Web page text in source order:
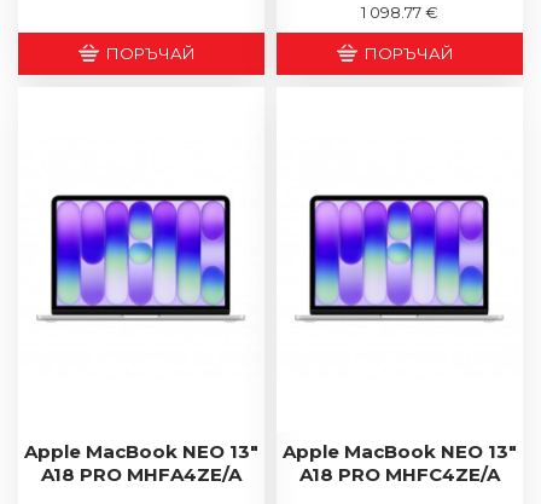
ПОРЪЧАЙ
1 098.77 €
ПОРЪЧАЙ
Apple MacBook NEO 13"
A18 PRO MHFA4ZE/A
Apple MacBook NEO 13"
A18 PRO MHFC4ZE/A